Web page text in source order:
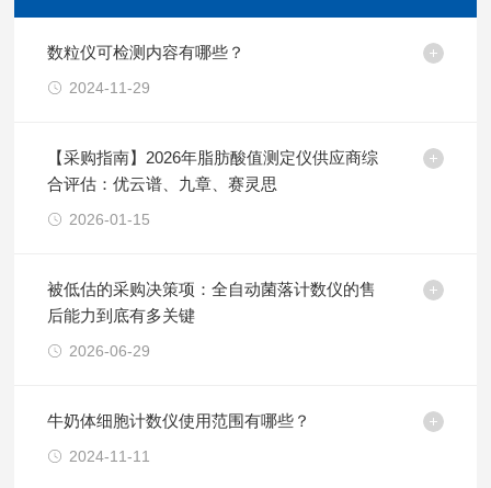
数粒仪可检测内容有哪些？
2024-11-29
【采购指南】2026年脂肪酸值测定仪供应商综
合评估：优云谱、九章、赛灵思
2026-01-15
被低估的采购决策项：全自动菌落计数仪的售
后能力到底有多关键
2026-06-29
牛奶体细胞计数仪使用范围有哪些？
2024-11-11